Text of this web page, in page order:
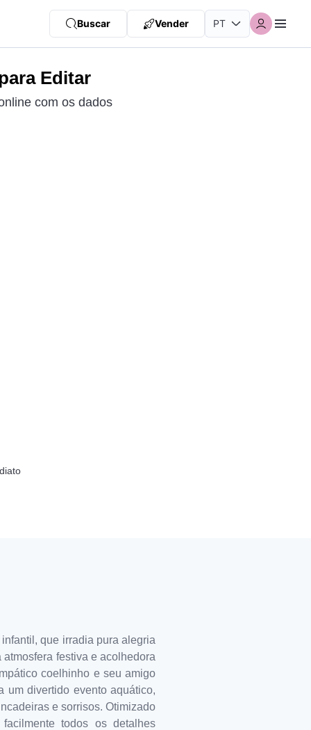
Buscar Vender
Editar
com os dados
que irradia pura alegria
festiva e acolhedora
coelhinho e seu amigo
um divertido evento aquático,
e sorrisos. Otimizado
todos os detalhes